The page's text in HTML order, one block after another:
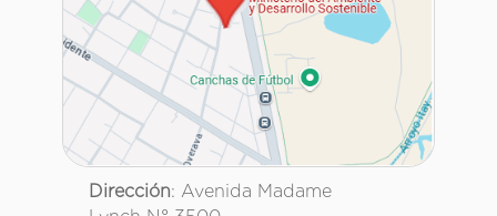
Dirección: Avenida Madame